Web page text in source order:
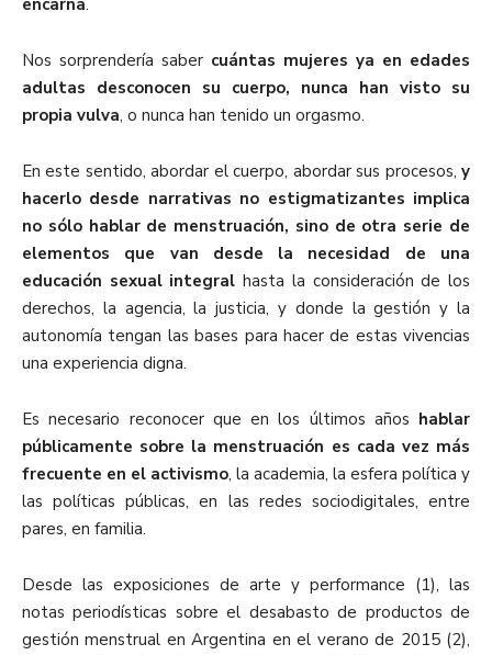
encarna.
Nos sorprendería saber cuántas mujeres ya en edades
adultas desconocen su cuerpo, nunca han visto su
propia vulva, o nunca han tenido un orgasmo.
En este sentido, abordar el cuerpo, abordar sus procesos, y
hacerlo desde narrativas no estigmatizantes implica
no sólo hablar de menstruación, sino de otra serie de
elementos que van desde la necesidad de una
educación sexual integral hasta la consideración de los
derechos, la agencia, la justicia, y donde la gestión y la
autonomía tengan las bases para hacer de estas vivencias
una experiencia digna.
Es necesario reconocer que en los últimos años hablar
públicamente sobre la menstruación es cada vez más
frecuente en el activismo, la academia, la esfera política y
las políticas públicas, en las redes sociodigitales, entre
pares, en familia.
Desde las exposiciones de arte y performance (1), las
notas periodísticas sobre el desabasto de productos de
gestión menstrual en Argentina en el verano de 2015 (2),